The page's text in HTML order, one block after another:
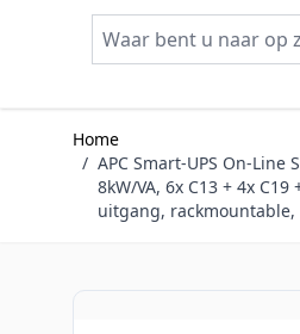
Home
/ APC Smart-UPS On-Line
8kW/VA, 6x C13 + 4x
uitgang, rackmountable,